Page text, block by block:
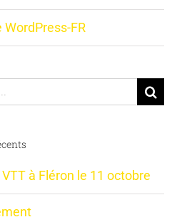
WordPress-FR
VTT à Fléron le 11 octobre